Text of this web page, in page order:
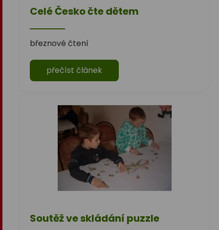
Celé Česko čte dětem
březnové čtení
přečíst článek
Soutěž ve skládání puzzle